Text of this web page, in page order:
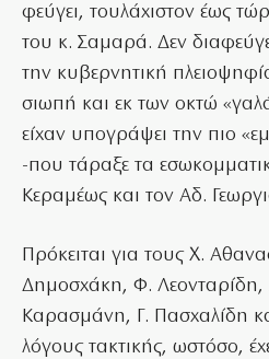
φεύγει, τουλάχιστον έως
του κ. Σαμαρά. Δεν
την κυβερνητική
σιωπή και εκ των οκτώ
είχαν υπογράψει την πιο
-που τάραξε τα
Κεραμέως και τον Αδ.
Πρόκειται για τους Χ.
Δημοσχάκη, Φ. Λεονταρίδη,
Καρασμάνη, Γ. Πασχαλίδη
λόγους τακτικής, ωστόσο,